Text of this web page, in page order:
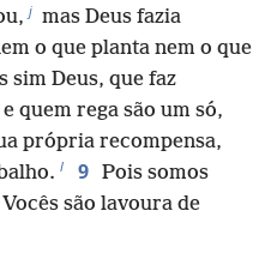
j mas Deus fazia
o que planta nem o que
sim Deus, que faz
quem rega são um só,
própria recompensa,
l 9 Pois somos
Vocês são lavoura de